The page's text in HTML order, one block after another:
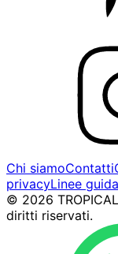
Chi siamoContatti
privacyLinee
© 2026 TROPICAL
diritti riservati.